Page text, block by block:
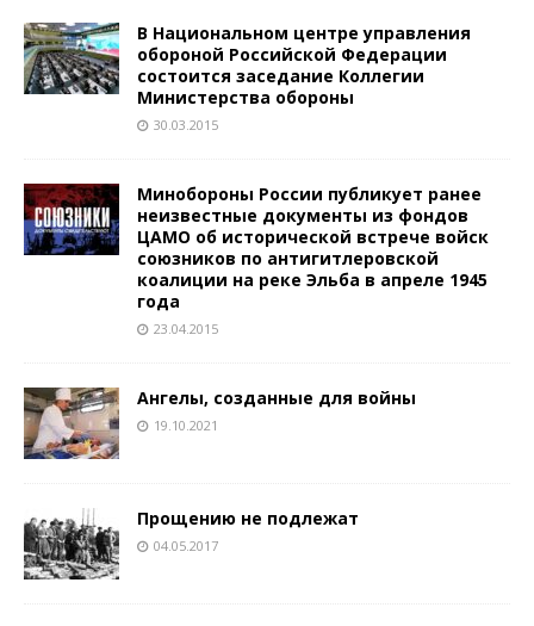
В Национальном центре управления
обороной Российской Федерации
состоится заседание Коллегии
Министерства обороны
30.03.2015
Минобороны России публикует ранее
неизвестные документы из фондов
ЦАМО об исторической встрече войск
союзников по антигитлеровской
коалиции на реке Эльба в апреле 1945
года
23.04.2015
Ангелы, созданные для войны
19.10.2021
Прощению не подлежат
04.05.2017